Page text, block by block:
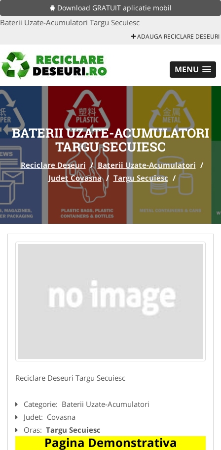
Download GRATUIT aplicatie mobil
Baterii Uzate-Acumulatori Targu Secuiesc
ADAUGA RECICLARE DESEURI
MENU
BATERII UZATE-ACUMULATORI
TARGU SECUIESC
Reciclare Deseuri / Baterii Uzate-Acumulatori /
Judet Covasna / Targu Secuiesc /
Reciclare Deseuri Targu Secuiesc
Categorie: Baterii Uzate-Acumulatori
Judet: Covasna
Oras: Targu Secuiesc
Pagina Demonstrativa